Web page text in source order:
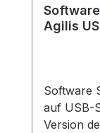
Agilis
Software
auf USB-
Version